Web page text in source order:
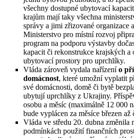
všechny dostupné ubytovací
krajům mají taky všechna
správy a jimi zřizované organizace
Ministerstvo pro místní rozvoj
program na podporu výstavby
kapacit či rekonstrukce krajských a
ubytovací prostory pro uprchlíky.
Vláda zároveň vydala nařízenío
domácnost, které umožní vyplatit
své domácnosti, domě či bytě
ubytují uprchlíky z Ukrajiny.
osobu a měsíc (maximálně 12 000
bude vyplácen za měsíce březen až
Vláda ve středu 20. dubna změnila
podmínkách použití finančních